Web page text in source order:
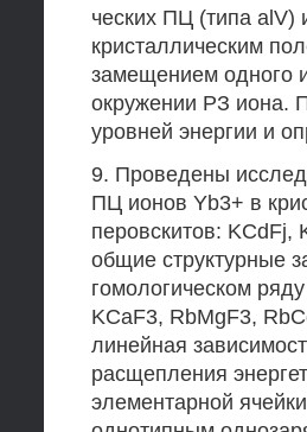
ческих ПЦ (типа alV)
кристаллическим
замещением одного
окружении РЗ иона.
уровней энергии и
9. Проведены
ПЦ ионов Yb3+ в
перовскитов:
общие структурные
гомологическом
KCaF3, RbMgF3,
линейная
расщепления
элементарной